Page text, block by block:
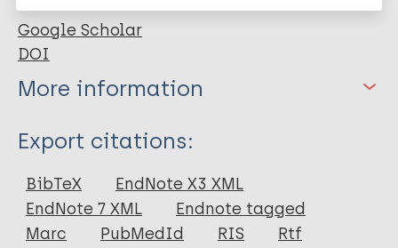
Google Scholar
DOI
More information
Type
Journal Article
Author
Export citations:
BibTeX
EndNote X3 XML
EndNote 7 XML
Endnote tagged
Marc
PubMedId RIS Rtf